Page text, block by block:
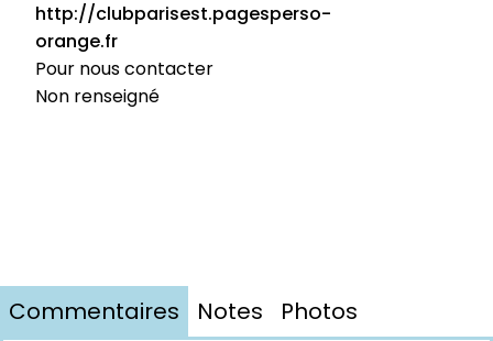
http://clubparisest.pagesperso-
orange.fr
Pour nous contacter
Non renseigné
Commentaires Notes Photos